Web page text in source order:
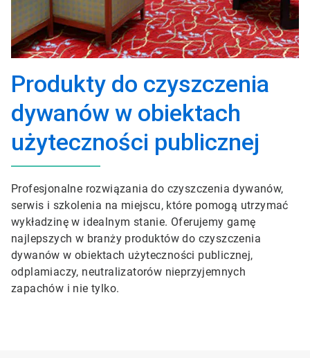
Produkty do czyszczenia
dywanów w obiektach
użyteczności publicznej
Profesjonalne rozwiązania do czyszczenia dywanów,
serwis i szkolenia na miejscu, które pomogą utrzymać
wykładzinę w idealnym stanie. Oferujemy gamę
najlepszych w branży produktów do czyszczenia
dywanów w obiektach użyteczności publicznej,
odplamiaczy, neutralizatorów nieprzyjemnych
zapachów i nie tylko.